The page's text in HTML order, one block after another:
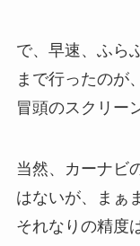
で、早速、ふら
まで行ったのが、
冒頭のスクリー
当然、カーナビ
はないが、まぁ
それなりの精度